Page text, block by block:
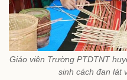
Giáo viên Trường PTDTNT
sinh cách đan lát